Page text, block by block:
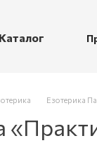
Каталог
Езотерика